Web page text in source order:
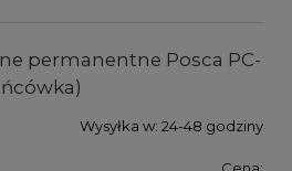
permanentne Posca PC-
Wysyłka w: 24-48 godziny
Cena: